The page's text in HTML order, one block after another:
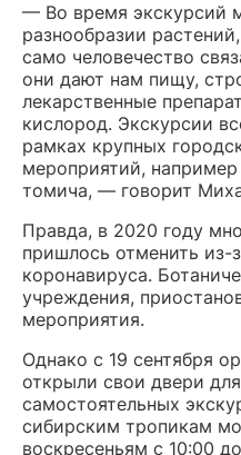
— Во время экскурсий
разнообразии
само человечество
они дают нам пищу,
лекарственные
кислород. Экскурсии
рамках крупных
мероприятий,
томича, — говорит
Правда, в 2020 году
пришлось отменить из-
коронавируса.
учреждения,
мероприятия.
Однако с 19 сентября
открыли свои двери
самостоятельных
сибирским тропикам
воскресеньям с 10:00